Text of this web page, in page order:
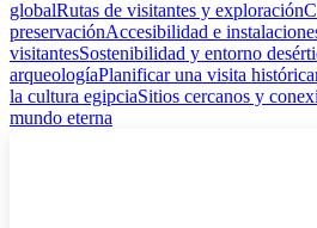
globalRutas de visitantes y exploración
preservaciónAccesibilidad e
visitantesSostenibilidad y entorno
arqueologíaPlanificar una visita
la cultura egipciaSitios cercanos y
mundo eterna